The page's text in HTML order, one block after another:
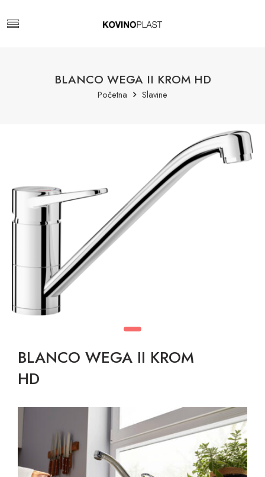
BLANCO WEGA II KROM HD
Početna Slavine
BLANCO WEGA II KROM
HD